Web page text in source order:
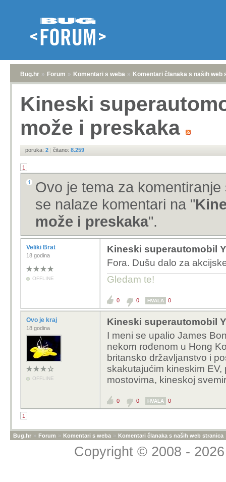
Bug.hr » Forum » Komentari s weba » Komentari članaka s naših web
Kineski
može i preskaka
poruka: 2 | čitano: 8.259
1
Ovo je tema za
se nalaze komentari na "
može i preskaka".
Veliki Brat
18 godina
OFFLINE
Kineski superautomobil
Fora. Dušu dalo za
Gledam te!
0 0 HVALA 0
Ovo je kraj
18 godina
OFFLINE
Kineski superautomobil
I meni se upalio James
nekom rođenom u Hong
britansko državljanstvo i
skakutajućim kineskim
mostovima, kineskoj
0 0 HVALA 0
1
Bug.hr » Forum » Komentari s weba » Komentari članaka s naših web stranica
Copyright © 2008 -